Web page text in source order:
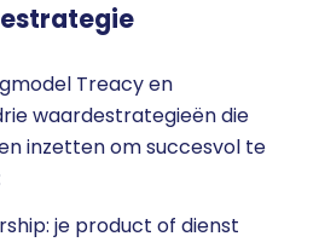
Treacy en
waardestrategieën die
inzetten om succesvol te
je product of dienst